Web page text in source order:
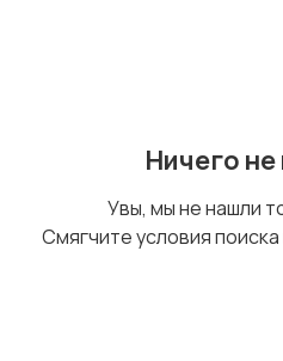
Ничего
Увы, мы не нашли
Смягчите условия